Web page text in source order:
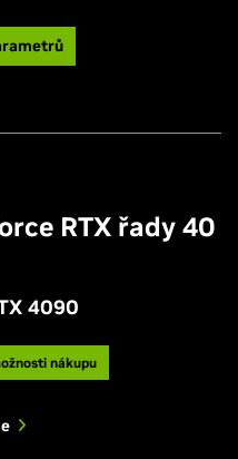
RTX řady 40
4090
nákupu